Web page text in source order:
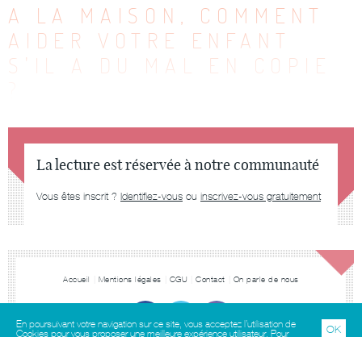
A LA MAISON, COMMENT
AIDER VOTRE ENFANT
S'IL A DU MAL EN COPIE
La lecture est réservée à notre communauté
Vous êtes inscrit ? Identifiez-vous ou inscrivez-vous gratuitement
Accueil Mentions légales CGU Contact On parle de nous
En poursuivant votre navigation sur ce site, vous acceptez l’utilisation de
Cookies pour vous proposer une meilleure expérience utilisateur. Pour
OK